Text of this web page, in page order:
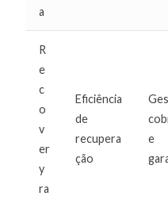
a
R
e
c
o
v
er
y
ra
Eficiência
de
recupera
ção
e